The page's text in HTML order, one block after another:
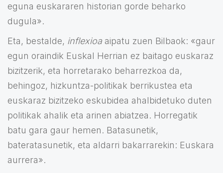
eguna euskararen historian gorde beharko
dugula».
Eta, bestalde, inflexioa aipatu zuen Bilbaok: «gaur
egun oraindik Euskal Herrian ez baitago euskaraz
bizitzerik, eta horretarako beharrezkoa da,
behingoz, hizkuntza-politikak berrikustea eta
euskaraz bizitzeko eskubidea ahalbidetuko duten
politikak ahalik eta arinen abiatzea. Horregatik
batu gara gaur hemen. Batasunetik,
bateratasunetik, eta aldarri bakarrarekin: Euskara
aurrera».